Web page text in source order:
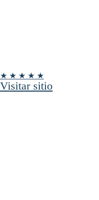
★ ★ ★ ★ ★
Visitar sitio